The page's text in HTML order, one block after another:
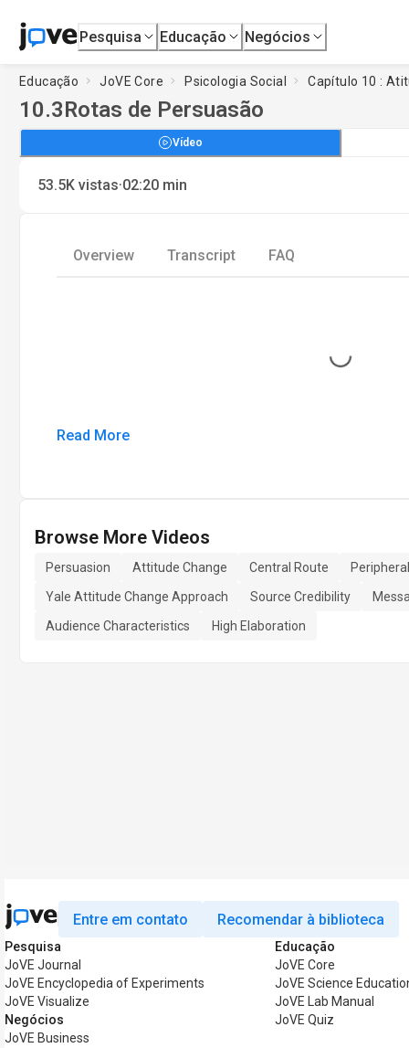
Pesquisa Educação Negócios
Educação JoVE Core Psicologia Social Capítulo 10 :
10.3Rotas de Persuasão
Vídeo
53.5K vistas·02:20 min
Overview Transcript FAQ
Loading...
Read More
Browse More Videos
Persuasion Attitude Change Central Route
Yale Attitude Change Approach
Source Credibility
Audience Characteristics
High Elaboration
Entre em contato Recomendar à biblioteca
Pesquisa
JoVE Journal
JoVE Encyclopedia of Experiments
JoVE Visualize
Negócios
JoVE Business
Educação
JoVE Core
JoVE Science
JoVE Lab Manual
JoVE Quiz